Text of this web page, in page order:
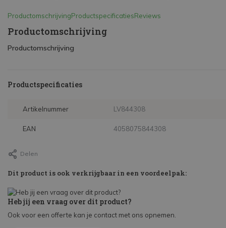
ProductomschrijvingProductspecificatiesReviews
Productomschrijving
Productomschrijving
Productspecificaties
Artikelnummer LV844308
EAN 4058075844308
Delen
Dit product is ook verkrijgbaar in een voordeelpak:
Heb jij een vraag over dit product?
Ook voor een offerte kan je contact met ons opnemen.